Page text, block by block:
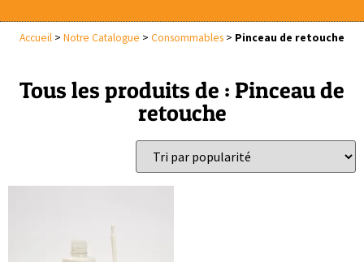
Accueil > Notre Catalogue > Consommables > Pinceau de retouche
Tous les produits de : Pinceau de
retouche